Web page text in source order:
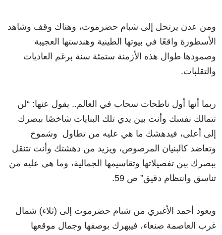
ومن عدن يرتحل إلى شبام حضرموت، وهناك وقف وشاهد
الأسطورة واقعًا في بيوتها الطينية وهندستها العجيبة
وصمودها طوال هذه الأزمنة ستمئة سنة برغم العاديات
والتقلبات.
ربما أنها أول ناطحات سحاب في العالم.. يقول عنها: “لن
تتمالك نفسك وأنت بين يدي تلك البنايات شاخصًا ببصرك
إلى أعلى، فيدهشك ما هي عليه من تطاول وشموخ
وتعاضد كالبنيان المرصوص، ويزيد من دهشتك وأنت تتنقل
ببصرك بين تفصيلاتها وتقاسيمها الجمالية، وما هي عليه من
تناسق وانتظام دقيق” ص 59.
ويعود أحمد الأغبري من شبام حضرموت إلى (ثلاء) شمال
غرب العاصمة صنعاء، فيبهرك بوصفها وجمال موقعها